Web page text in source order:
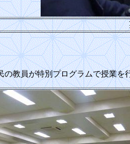
教員が特別プログラムで授業を